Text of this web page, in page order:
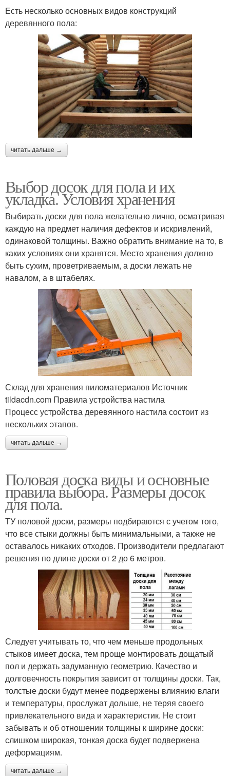
Есть несколько основных видов конструкций
деревянного пола:
читать дальше →
Выбор досок для пола и их
укладка. Условия хранения
Выбирать доски для пола желательно лично, осматривая
каждую на предмет наличия дефектов и искривлений,
одинаковой толщины. Важно обратить внимание на то, в
каких условиях они хранятся. Место хранения должно
быть сухим, проветриваемым, а доски лежать не
навалом, а в штабелях.
Склад для хранения пиломатериалов Источник
tildacdn.com Правила устройства настила
Процесс устройства деревянного настила состоит из
нескольких этапов.
читать дальше →
Половая доска виды и основные
правила выбора. Размеры досок
для пола.
ТУ половой доски, размеры подбираются с учетом того,
что все стыки должны быть минимальными, а также не
оставалось никаких отходов. Производители предлагают
решения по длине доски от 2 до 6 метров.
Следует учитывать то, что чем меньше продольных
стыков имеет доска, тем проще монтировать дощатый
пол и держать задуманную геометрию. Качество и
долговечность покрытия зависит от толщины доски. Так,
толстые доски будут менее подвержены влиянию влаги
и температуры, прослужат дольше, не теряя своего
привлекательного вида и характеристик. Не стоит
забывать и об отношении толщины к ширине доски:
слишком широкая, тонкая доска будет подвержена
деформациям.
читать дальше →